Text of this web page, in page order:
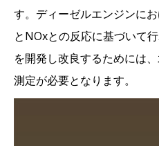
す。ディーゼルエンジンに
とNOxとの反応に基づいて
を開発し改良するためには
測定が必要となります。